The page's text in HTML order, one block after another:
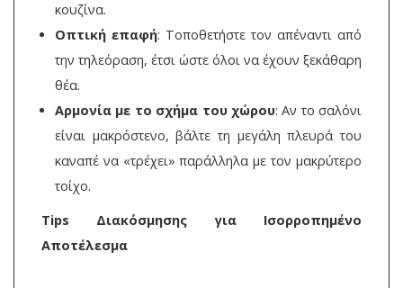
κουζίνα.
Οπτική επαφή: Τοποθετήστε τον απέναντι από
την τηλεόραση, έτσι ώστε όλοι να έχουν ξεκάθαρη
θέα.
Αρμονία με το σχήμα του χώρου: Αν το σαλόνι
είναι μακρόστενο, βάλτε τη μεγάλη πλευρά του
καναπέ να «τρέχει» παράλληλα με τον μακρύτερο
τοίχο.
Tips Διακόσμησης για Ισορροπημένο
Αποτέλεσμα